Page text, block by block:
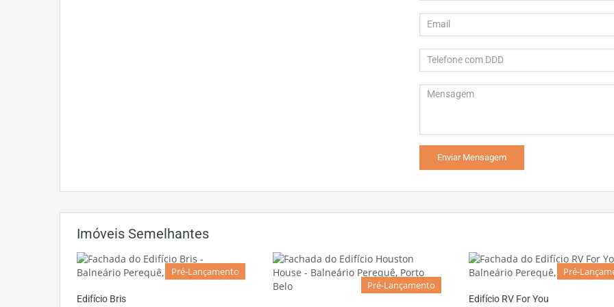
Imóveis Semelhantes
Pré-Lançamento
Edifício Bris
Pré-Lançamento
Pré-
Edifício RV For You